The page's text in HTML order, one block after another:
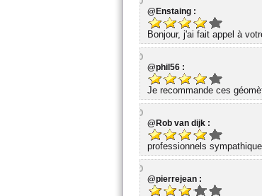
@Enstaing :
Bonjour, j'ai fait appel à
@phil56 :
Je recommande ces
@Rob van dijk :
professionnels
@pierrejean :